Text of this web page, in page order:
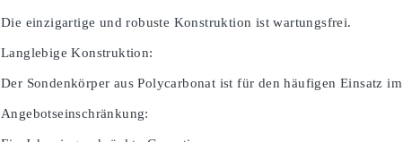
Die einzigartige und robuste Konstruktion ist wartungsfrei.
Langlebige Konstruktion:
Der Sondenkörper aus Polycarbonat ist für den häufigen Einsatz
Angebotseinschränkung: